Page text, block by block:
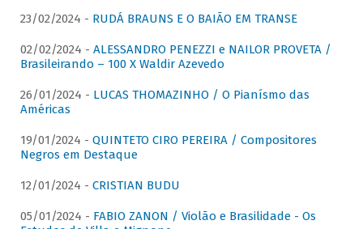
23/02/2024 - RUDÁ BRAUNS E O BAIÃO EM TRANSE
02/02/2024 - ALESSANDRO PENEZZI e NAILOR PROVETA /
Brasileirando – 100 X Waldir Azevedo
26/01/2024 - LUCAS THOMAZINHO / O Pianísmo das
Américas
19/01/2024 - QUINTETO CIRO PEREIRA / Compositores
Negros em Destaque
12/01/2024 - CRISTIAN BUDU
05/01/2024 - FABIO ZANON / Violão e Brasilidade - Os